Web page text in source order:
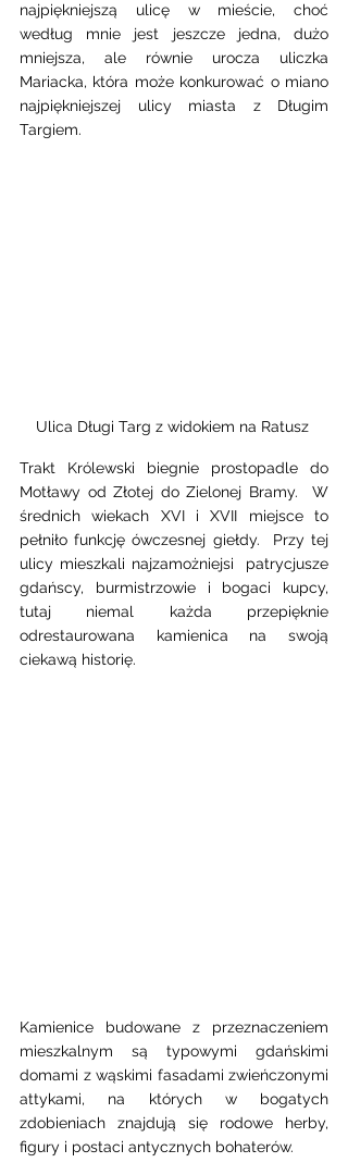
najpiękniejszą ulicę w mieście, choć
według mnie jest jeszcze jedna, dużo
mniejsza, ale równie urocza uliczka
Mariacka, która może konkurować o miano
najpiękniejszej ulicy miasta z Długim
Targiem.
Ulica Długi Targ z widokiem na Ratusz
Trakt Królewski biegnie prostopadle do
Motławy od Złotej do Zielonej Bramy.  W
średnich wiekach XVI i XVII miejsce to
pełniło funkcję ówczesnej giełdy.  Przy tej
ulicy mieszkali najzamożniejsi  patrycjusze
gdańscy, burmistrzowie i bogaci kupcy,
tutaj niemal każda przepięknie
odrestaurowana kamienica na swoją
ciekawą historię.
Kamienice budowane z przeznaczeniem
mieszkalnym są typowymi gdańskimi
domami z wąskimi fasadami zwieńczonymi
attykami, na których w bogatych
zdobieniach znajdują się rodowe herby,
figury i postaci antycznych bohaterów.